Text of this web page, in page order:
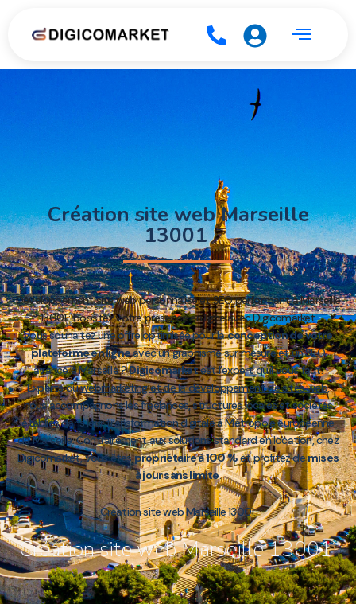
Création site web Marseille
13001
Développement site web personnalisé et SEO performant à Marseille
13001 : boostez votre présence en ligne avec Digicomarket
Vous souhaitez une offre optimisée pour laconception de votre
plateforme en ligneavec un graphisme sur mesure et un SEO
avancé à Marseille ?Digicomarketest l’expert qu’il vous faut.
Experts duwebmarketing et de la développement de sites web,
nous accompagnons les freelances, structures locales et sociétés
établies dans leur transformation digitale à Métropole européenne
de Marseille. Contrairement aux solutions standard en location, chez
Digicomarket, vous êtespropriétaire à 100 %et profitez demises
à jour sans limite.
Création site web Marseille 13001
Création site web Marseille 13001